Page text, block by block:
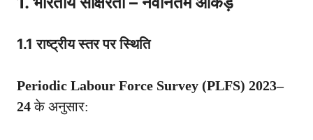
1.1 राष्ट्रीय स्तर पर स्थिति
Periodic Labour Force Survey (PLFS) 2023–
24के अनुसार: